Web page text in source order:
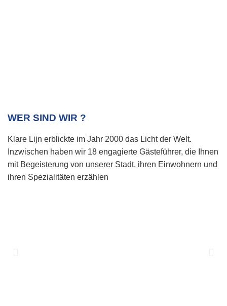
WER SIND WIR ?
Klare Lijn erblickte im Jahr 2000 das Licht der Welt.
Inzwischen haben wir 18 engagierte Gästeführer, die Ihnen
mit Begeisterung von unserer Stadt, ihren Einwohnern und
ihren Spezialitäten erzählen